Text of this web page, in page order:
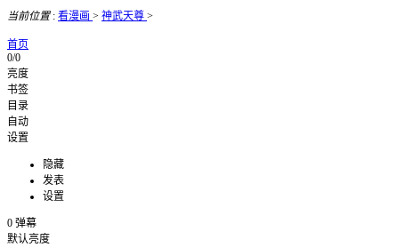
当前位置: 看漫画 > 神武天尊 >
首页
0/0
亮度
书签
目录
自动
设置
隐藏
发表
设置
0 弹幕
默认亮度